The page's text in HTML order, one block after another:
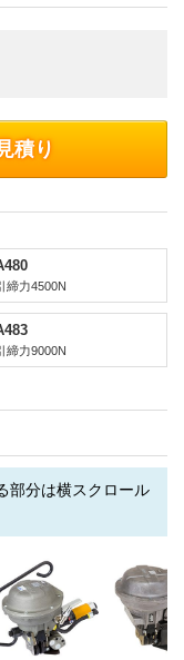
積り
締力4500N
締力9000N
部分は横スクロール